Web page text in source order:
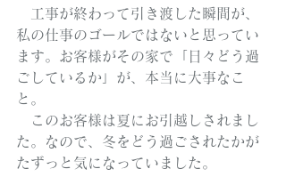
工事が終わって引き渡した瞬間が、
私の仕事のゴールではないと思ってい
ます。お客様がその家で「日々どう過
ごしているか」が、本当に大事なこ
と。
このお客様は夏にお引越しされまし
た。なので、冬をどう過ごされたかが
たずっと気になっていました。